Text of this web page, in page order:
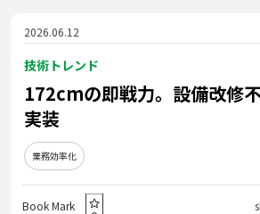
2026.06.12
技術トレンド
172cmの即戦力。設備改修
実装
業務効率化
Book Mark